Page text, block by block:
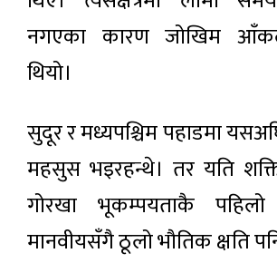
नगएका कारण जोखिम
थियो।
सुदूर र मध्यपश्चिम पहाडमा
महसुस भइरहन्थे। तर यति
गोरखा भूकम्पयताकै
मानवीयसँगै ठूलो भौतिक क्षति